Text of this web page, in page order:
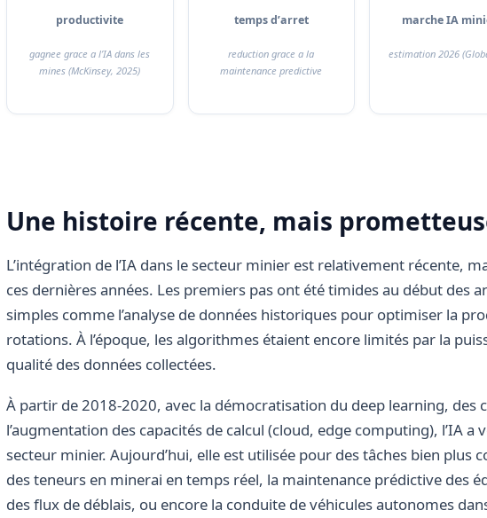
productivite
gagnee grace a l’IA dans les
mines (McKinsey, 2025)
temps d’arret
reduction grace a la
maintenance predictive
marche IA
estimation 2026
Une histoire récente, mais
L’intégration de l’IA dans le secteur minier est relativement récente,
ces dernières années. Les premiers pas ont été timides au début des
simples comme l’analyse de données historiques pour optimiser la
rotations. À l’époque, les algorithmes étaient encore limités par la
qualité des données collectées.
À partir de 2018-2020, avec la démocratisation du deep learning, des
l’augmentation des capacités de calcul (cloud, edge computing), l’IA
secteur minier. Aujourd’hui, elle est utilisée pour des tâches bien plus
des teneurs en minerai en temps réel, la maintenance prédictive des
des flux de déblais, ou encore la conduite de véhicules autonomes